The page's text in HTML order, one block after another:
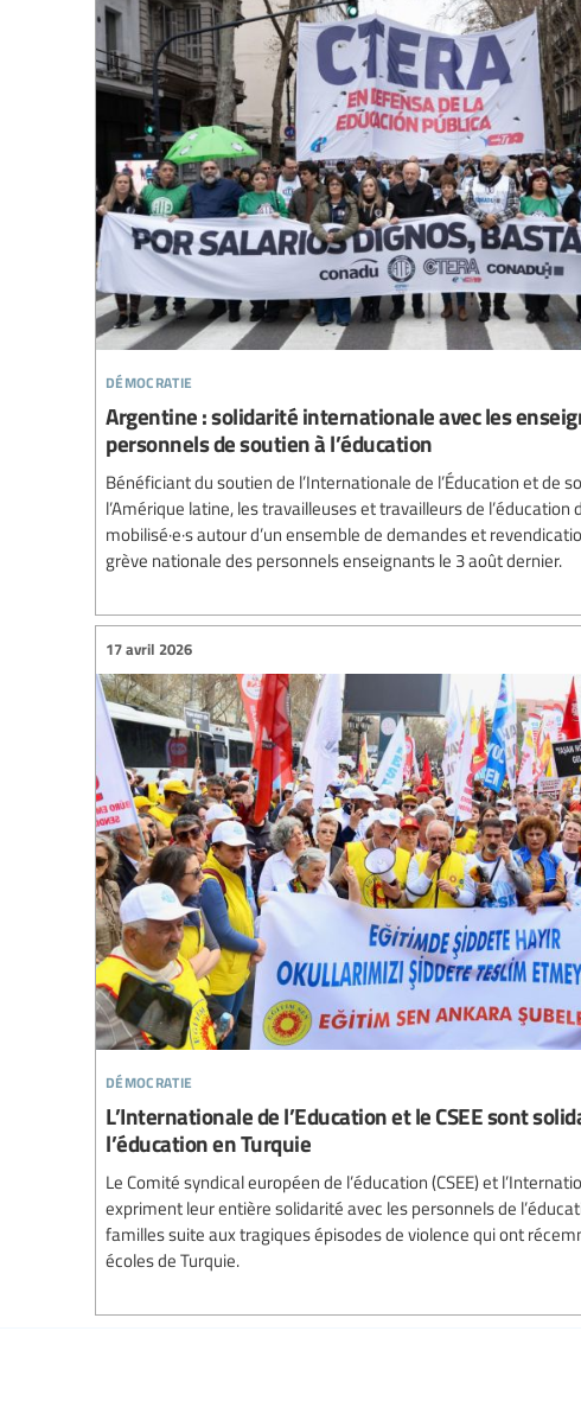
démocratie
Argentine : solidarité internationale avec les
personnels de soutien à l’éducation
Bénéficiant du soutien de l’Internationale de l’Éducation et de
l’Amérique latine, les travailleuses et travailleurs de l’éducation
mobilisé·e·s autour d’un ensemble de demandes et
grève nationale des personnels enseignants le 3 août dernier.
démocratie
17 avril 2026
L’Internationale de l’Education et le CSEE sont
l’éducation en Turquie
Le Comité syndical européen de l’éducation (CSEE) et
expriment leur entière solidarité avec les personnels de
familles suite aux tragiques épisodes de violence qui ont
écoles de Turquie.